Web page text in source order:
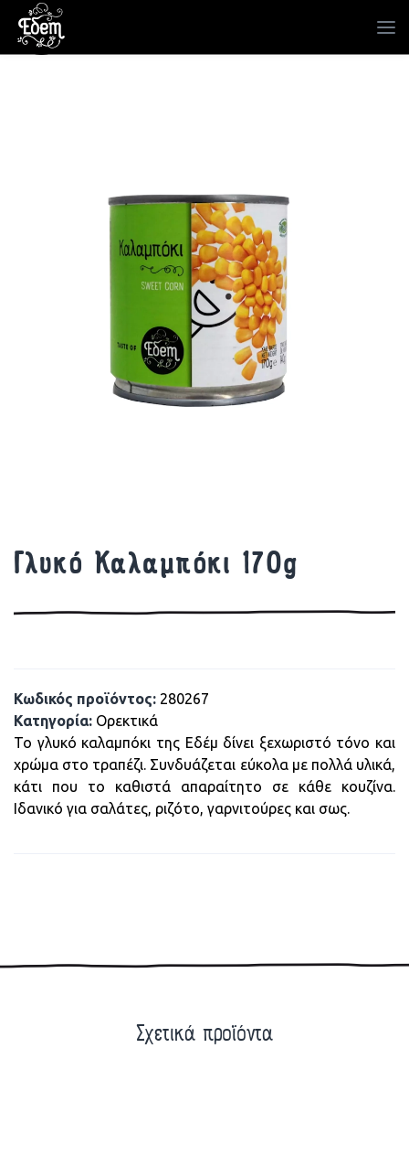
Γλυκό Καλαμπόκι 170g
Κωδικός προϊόντος: 280267
Κατηγορία: Ορεκτικά
Το γλυκό καλαμπόκι της Εδέμ δίνει ξεχωριστό τόνο και
χρώμα στο τραπέζι. Συνδυάζεται εύκολα με πολλά υλικά,
κάτι που το καθιστά απαραίτητο σε κάθε κουζίνα.
Ιδανικό για σαλάτες, ριζότο, γαρνιτούρες και σως.
Σχετικά προϊόντα